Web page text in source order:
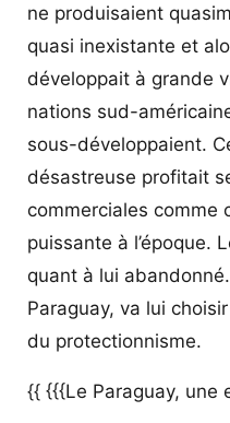
ne produisaient
quasi inexistante et
développait à grande
nations sud-
sous-développaient.
désastreuse profitait
commerciales comme
puissante à l’époque.
quant à lui
Paraguay, va lui
du protectionnisme.
{{ {{{Le Paraguay, une